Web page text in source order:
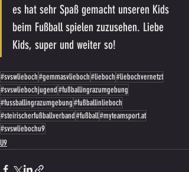
es hat sehr Spaß gemacht unseren Kids
beim Fußball spielen zuzusehen. Liebe
Kids, super und weiter so!
#svswlieboch#gemmasvlieboch#lieboch#liebochvernetzt
#svswliebochjugend#fußballingrazumgebung
#fussballingrazumgebung#fußballinlieboch
#steirischerfußballverband#fußball#myteamsport.at
#svswliebochu9
U9